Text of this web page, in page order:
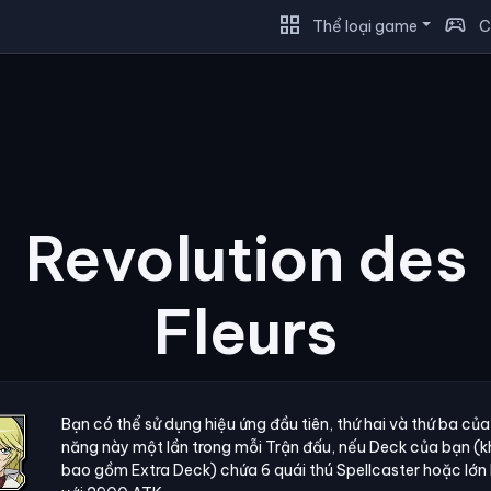
grid_view Thể loại game sports_esports
Revolution des
Fleurs
Bạn có thể sử dụng hiệu ứng đầu tiên, thứ hai và thứ ba
năng này một lần trong mỗi Trận đấu, nếu Deck của bạn
bao gồm Extra Deck) chứa 6 quái thú Spellcaster hoặc lớn